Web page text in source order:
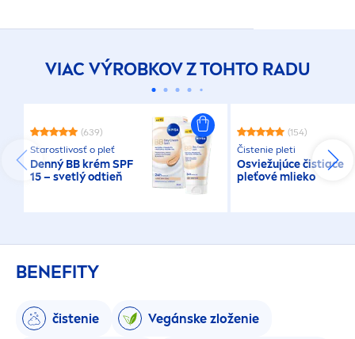
VIAC VÝROBKOV Z TOHTO RADU
(639)
Starostlivosť o pleť
Denný BB krém SPF
15 – svetlý odtieň
(154)
Čistenie pleti
Osviežujúce čistiace
pleťové mlieko
BENEFITY
čistenie Vegánske zloženie